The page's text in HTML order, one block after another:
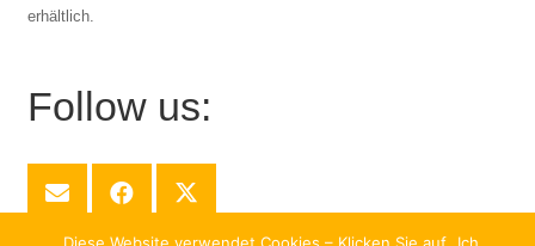
erhältlich.
Follow us: